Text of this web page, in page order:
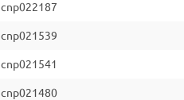
cnp022187
cnp021539
cnp021541
cnp021480